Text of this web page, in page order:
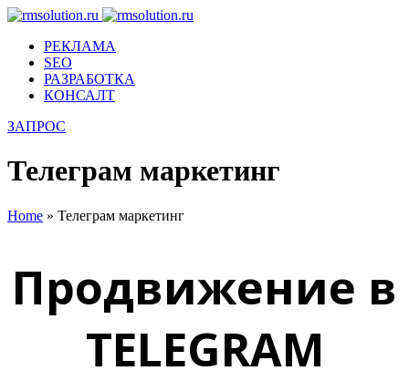
РЕКЛАМА
SEO
РАЗРАБОТКА
КОНСАЛТ
ЗАПРОС
Телеграм маркетинг
Home » Телеграм маркетинг
Продвижение в
TELEGRAM